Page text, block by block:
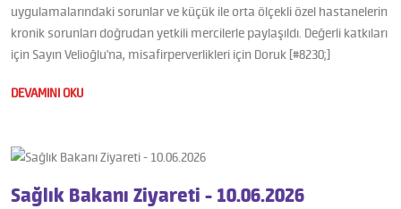
uygulamalarındaki sorunlar ve küçük ile orta ölçekli özel hastanelerin
kronik sorunları doğrudan yetkili mercilerle paylaşıldı. Değerli katkıları
için Sayın Velioğlu'na, misafirperverlikleri için Doruk [#8230;]
DEVAMINI OKU
Sağlık Bakanı Ziyareti - 10.06.2026